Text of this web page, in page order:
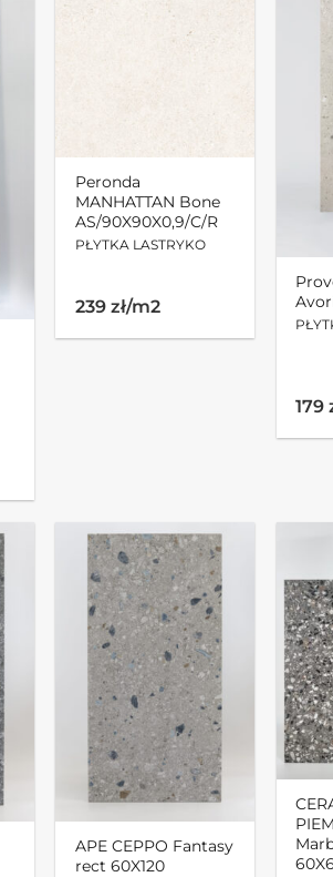
Peronda
MANHATTAN Bone
AS/90X90X0,9/C/R
PŁYTKA LASTRYKO
239 zł/m2
179
APE CEPPO Fantasy
rect 60X120